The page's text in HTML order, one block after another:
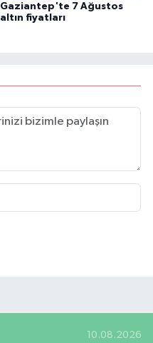
Gaziantep'te 7 Ağustos
altın fiyatları
10.08.2026